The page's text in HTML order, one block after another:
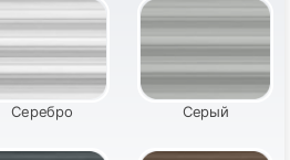
56
Серебро Серый